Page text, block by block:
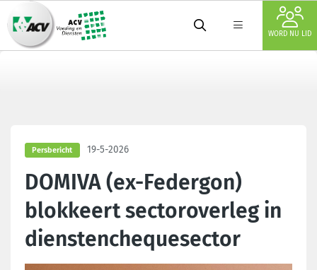
WORD NU LID
Persbericht 19-5-2026
DOMIVA (ex-Federgon)
blokkeert sectoroverleg in
dienstenchequesector